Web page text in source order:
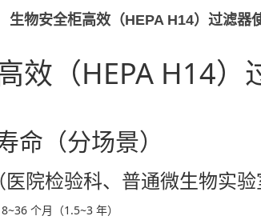
生物安全柜高效（HEPA H14）过滤器
效（HEPA H14）
命（分场景）
院检验科、普通微生物实验
个月（1.5~3 年）